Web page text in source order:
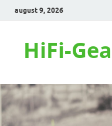
august 9, 2026
HiFi-